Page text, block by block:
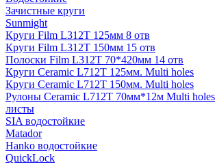
Зачистные круги
Sunmight
Круги Film L312T 125мм 8 отв
Круги Film L312T 150мм 15 отв
Полоски Film L312T 70*420мм 14 отв
Круги Ceramic L712T 125мм. Multi holes
Круги Ceramic L712T 150мм. Multi holes
Рулоны Ceramic L712T 70мм*12м Multi holes
листы
SIA водостойкие
Matador
Hanko водостойкие
QuickLock